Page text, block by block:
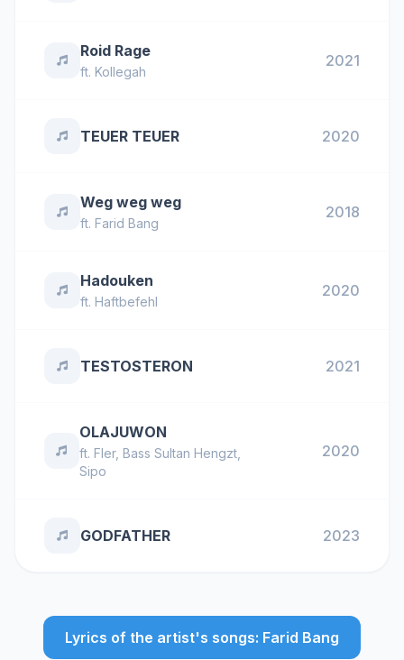
Roid Rage
ft. Kollegah
2021
TEUER TEUER 2020
Weg weg weg
ft. Farid Bang
2018
Hadouken
ft. Haftbefehl
2020
TESTOSTERON 2021
OLAJUWON
ft. Fler, Bass Sultan Hengzt,
Sipo
2020
GODFATHER 2023
Lyrics of the artist's songs: Farid Bang